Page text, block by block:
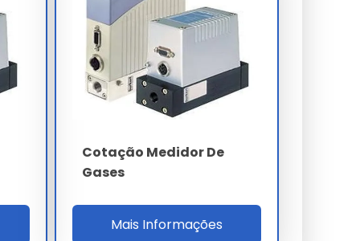
Cotação Medidor De
Gases
Mais Informações